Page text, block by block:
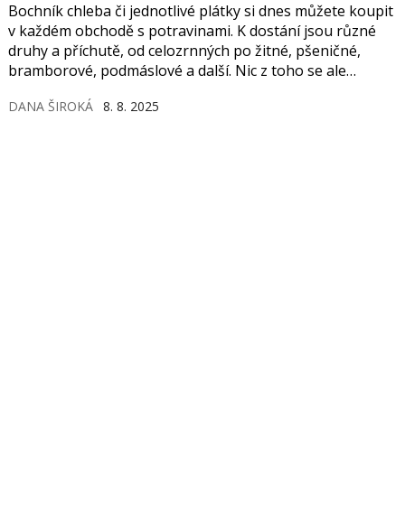
Bochník chleba či jednotlivé plátky si dnes můžete koupit
v každém obchodě s potravinami. K dostání jsou různé
druhy a příchutě, od celozrnných po žitné, pšeničné,
bramborové, podmáslové a další. Nic z toho se ale
si vyberete, z čeho chleba upečete, a máte jistotu kvality.
DANA ŠIROKÁ 8. 8. 2025